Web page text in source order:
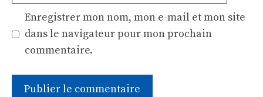
Enregistrer mon nom, mon e-mail et mon site
dans le navigateur pour mon prochain
commentaire.